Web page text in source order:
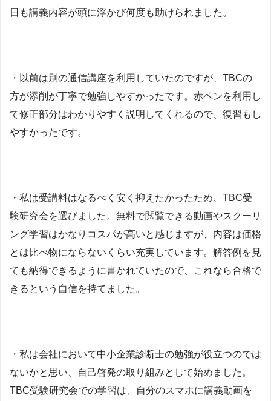
日も講義内容が頭に浮かび何度も助けられました。
・以前は別の通信講座を利用していたのですが、TBCの
方が添削が丁寧で勉強しやすかったです。赤ペンを利用し
て修正部分はわかりやすく説明してくれるので、復習もし
やすかったです。
・私は受講料はなるべく安く抑えたかったため、TBC受
験研究会を選びました。無料で閲覧できる動画やスクーリ
ング学習はかなりコスパが高いと感じますが、内容は価格
とは比べ物にならないくらい充実しています。解答例を見
ても納得できるように書かれていたので、これなら合格で
きるという自信を持てました。
・私は会社において中小企業診断士の勉強が役立つのでは
ないかと思い、自己啓発の取り組みとして始めました。
TBC受験研究会での学習は、自分のスマホに講義動画を